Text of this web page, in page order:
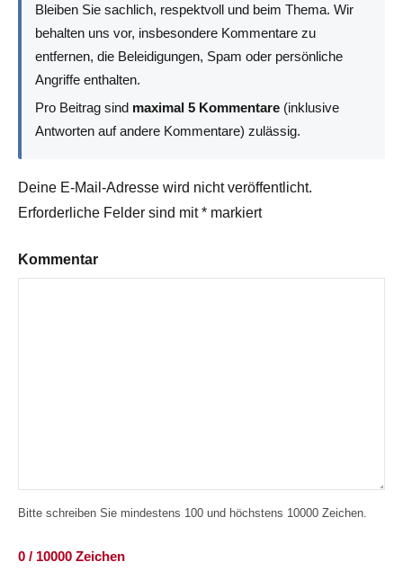
Bleiben Sie sachlich, respektvoll und beim Thema. Wir
behalten uns vor, insbesondere Kommentare zu
entfernen, die Beleidigungen, Spam oder persönliche
Angriffe enthalten.
Pro Beitrag sind maximal 5 Kommentare (inklusive
Antworten auf andere Kommentare) zulässig.
Deine E-Mail-Adresse wird nicht veröffentlicht.
Erforderliche Felder sind mit* markiert
Kommentar
Bitte schreiben Sie mindestens 100 und höchstens 10000 Zeichen.
0 / 10000 Zeichen